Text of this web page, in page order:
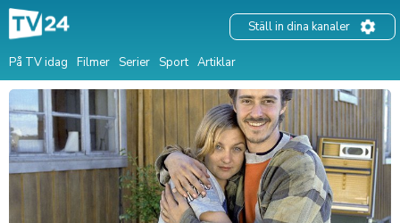
På TV idag Filmer Serier Sport Artiklar
Ställ in dina kanaler